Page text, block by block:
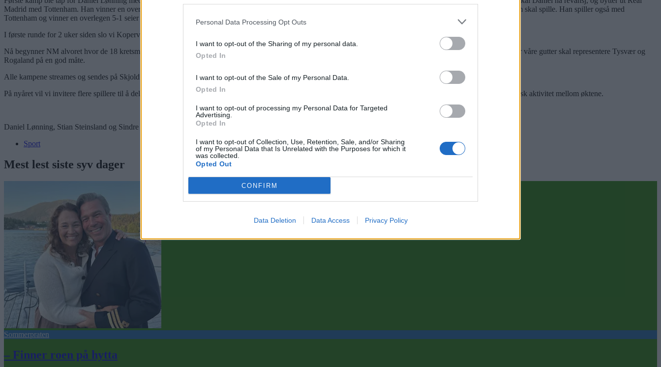
Personal Data Processing Opt Outs
I want to opt-out of the Sharing of my personal data.
Opted In
I want to opt-out of the Sale of my Personal Data.
Opted In
I want to opt-out of processing my Personal Data for Targeted
Advertising.
Opted In
I want to opt-out of Collection, Use, Retention, Sale, and/or Sharing
of my Personal Data that Is Unrelated with the Purposes for which it
was collected.
Opted Out
CONFIRM
Data Deletion Data Access Privacy Policy
Madrid med Tottenham. Han vinner en overlegen 5-1 seier og vi trenger bare 1 poeng til. Siste kamp for kvelden er det debutant og supersub Sindre R. Kristiansen som skal spille. Han spiller også med
Tottenham og vinner en overlegen 5-1 seier også han. I kveld ble det spillefri på Stian Steinsland som er ansvarlig for eFotball i Skjold.
I første runde for 2 uker siden slo vi Kopervik med 4-2, 3-1 og 5-1.
Nå begynner NM alvoret hvor de 18 kretsmestrene skal få besøk av eFotball eliten. Fra 17. januar skal 32 lag kjempe om 16 plasser på Ullevål Stadion i mars. Vi håper våre gutter skal representere Tysvær og
Rogaland på en god måte.
Alle kampene streames og sendes på Skjold sin facebookside eller Twitch.
På nyåret vil vi invitere flere spillere til å delta på eFotball i klubbhuset i Grinde. 14 eller 50 år betyr ingen ting. Det sosiale og samhold er viktig, godt utspedd med fysisk aktivitet mellom øktene.
Daniel Lønning, Stian Steinsland og Sindre R. Kristiansen er blitt kretsmestre i eFotball. Foto: Skjold IL
Sport
Mest lest siste syv dager
Sommerpraten
– Finner roen på hytta